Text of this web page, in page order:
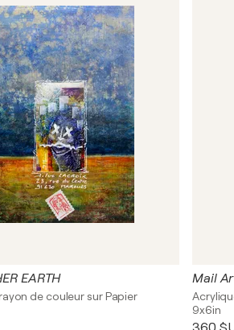
EARTH
de couleur sur Papier
Mail
9x6in